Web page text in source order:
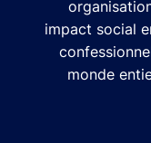
impact social
monde